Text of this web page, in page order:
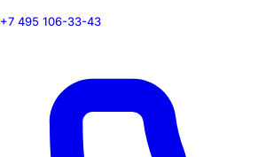
+7 495 106-33-43